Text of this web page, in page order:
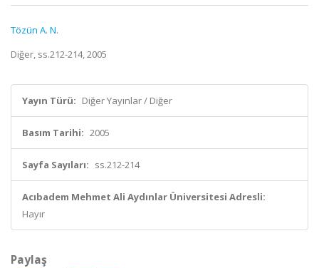
Tözün A. N.
Diğer, ss.212-214, 2005
Yayın Türü: Diğer Yayınlar / Diğer
Basım Tarihi: 2005
Sayfa Sayıları: ss.212-214
Acıbadem Mehmet Ali Aydınlar Üniversitesi Adresli:
Hayır
Paylaş